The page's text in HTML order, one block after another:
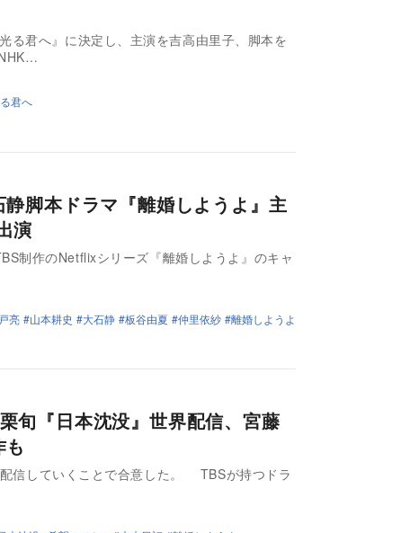
る君へ』に決定し、主演を吉高由里子、脚本を
君へ
脚本ドラマ『離婚しようよ』主
演
制作のNetflixシリーズ『離婚しようよ』のキャ
亮 山本耕史 大石静 板谷由夏 仲里依紗 離婚しようよ
『日本沈没』世界配信、宮藤
信していくことで合意した。 TBSが持つドラ